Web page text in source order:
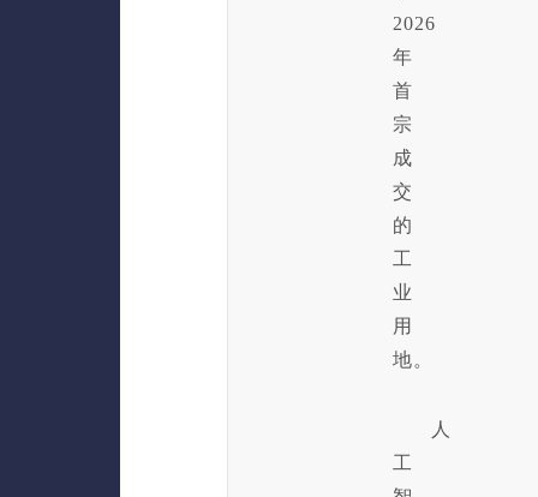
2026
年
首
宗
成
交
的
工
业
用
地。
人
工